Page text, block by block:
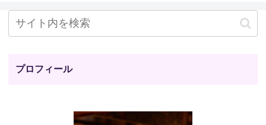
プロフィール